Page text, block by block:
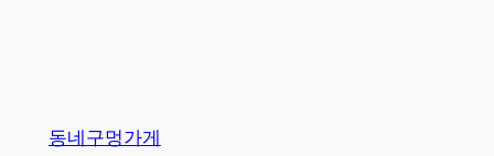
동네구멍가게